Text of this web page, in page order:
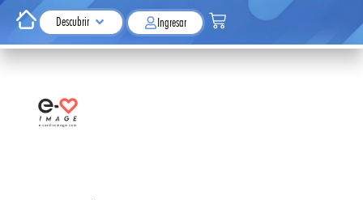
Descubrir Ingresar